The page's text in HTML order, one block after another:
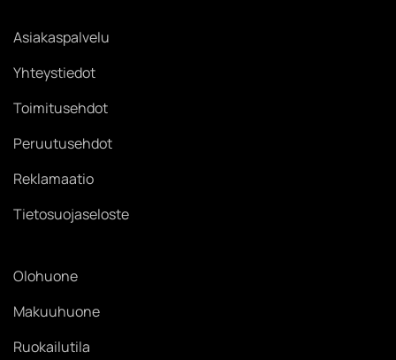
Asiakaspalvelu
Yhteystiedot
Toimitusehdot
Peruutusehdot
Reklamaatio
Tietosuojaseloste
Olohuone
Makuuhuone
Ruokailutila